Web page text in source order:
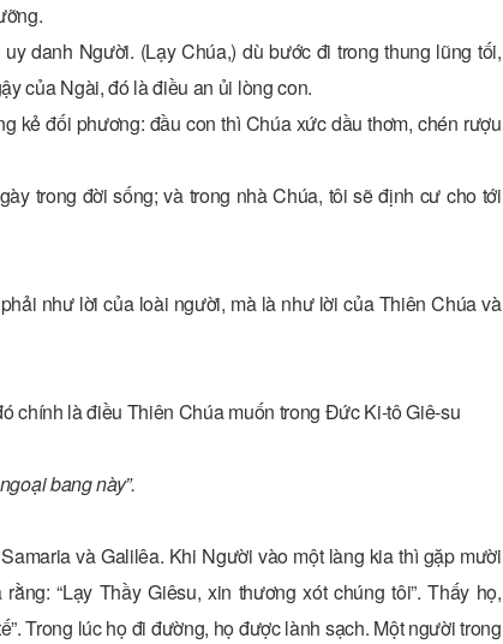
danh Người. (Lạy Chúa,) dù bước đi trong thung lũng tối,
của Ngài, đó là điều an ủi lòng con.
kẻ đối phương: đầu con thì Chúa xức dầu thơm, chén rượu
trong đời sống; và trong nhà Chúa, tôi sẽ định cư cho tới
như lời của loài người, mà là như lời của Thiên Chúa và
chính là điều Thiên Chúa muốn trong Đức Ki-tô Giê-su
bang này”.
và Galilêa. Khi Người vào một làng kia thì gặp mười
“Lạy Thầy Giêsu, xin thương xót chúng tôi”. Thấy họ,
Trong lúc họ đi đường, họ được lành sạch. Một người trong